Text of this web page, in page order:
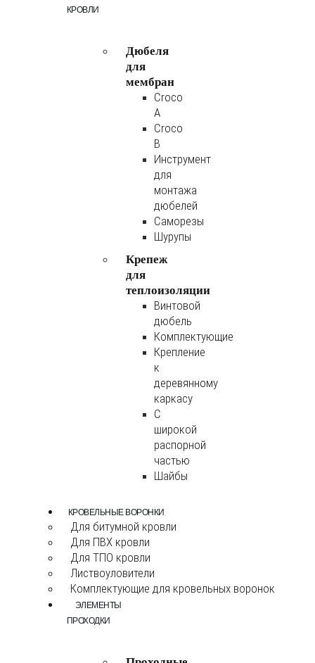
КРОВЛИ
Дюбеля
для
мембран
Croco
A
Croco
B
Инструмент
для
монтажа
дюбелей
Саморезы
Шурупы
Крепеж
для
теплоизоляции
Винтовой
дюбель
Комплектующие
Крепление
к
деревянному
каркасу
С
широкой
распорной
частью
Шайбы
КРОВЕЛЬНЫЕ ВОРОНКИ
Для битумной кровли
Для ПВХ кровли
Для ТПО кровли
Листвоуловители
Комплектующие для кровельных воронок
ЭЛЕМЕНТЫ
ПРОХОДКИ